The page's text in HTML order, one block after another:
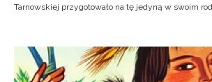
Tarnowskiej przygotowało na tę jedyną w swoim